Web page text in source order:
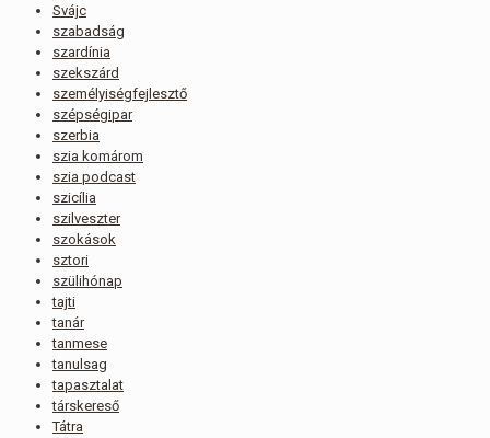
Svájc
szabadság
szardínia
szekszárd
személyiségfejlesztő
szépségipar
szerbia
szia komárom
szia podcast
szicília
szilveszter
szokások
sztori
szülihónap
tajti
tanár
tanmese
tanulsag
tapasztalat
társkereső
Tátra